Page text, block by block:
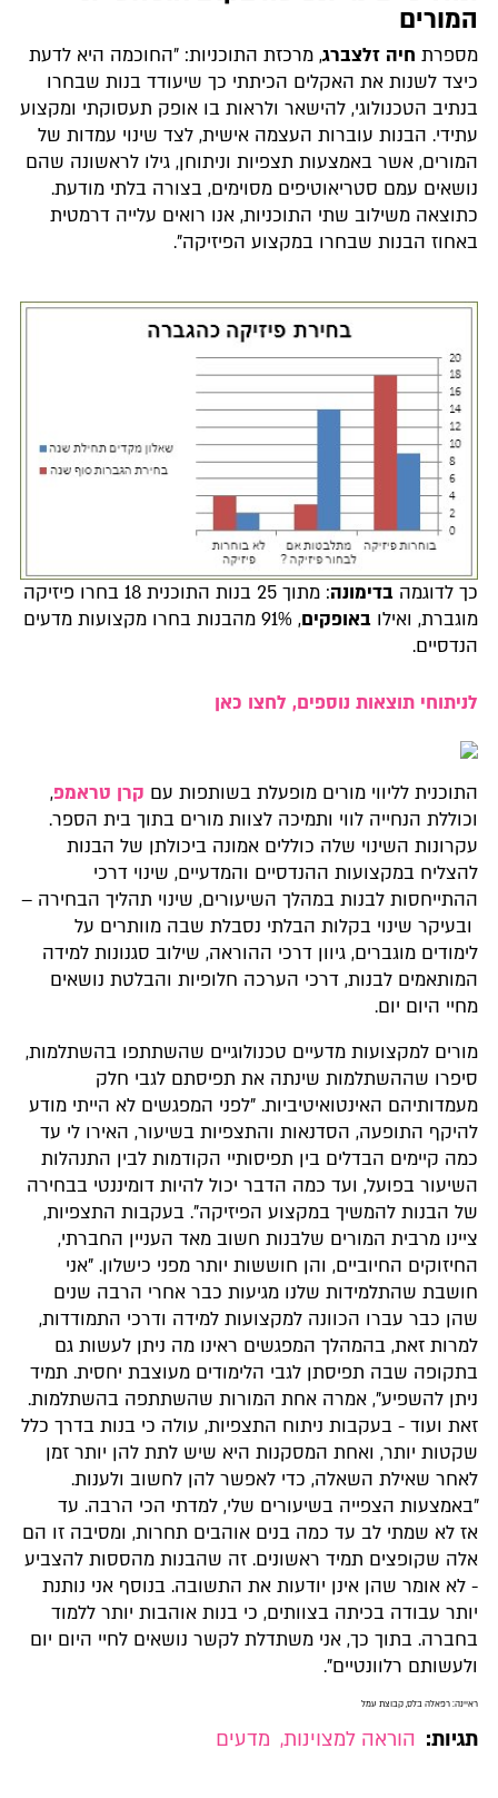
המורים
מספרת חיה זלצברג, מרכזת התוכניות: "החוכמה היא לדעת
כיצד לשנות את האקלים הכיתתי כך שיעודד בנות שבחרו
בנתיב הטכנולוגי, להישאר ולראות בו אופק תעסוקתי ומקצוע
עתידי. הבנות עוברות העצמה אישית, לצד שינוי עמדות של
המורים, אשר באמצעות תצפיות וניתוחן, גילו לראשונה שהם
נושאים עמם סטריאוטיפים מסוימים, בצורה בלתי מודעת.
כתוצאה משילוב שתי התוכניות, אנו רואים עלייה דרמטית
באחוז הבנות שבחרו במקצוע הפיזיקה".
כך לדוגמה בדימונה
: מתוך 25 בנות התוכנית 18 בחרו פיזיקה
מוגברת, ואילו באופקים
, 91% מהבנות בחרו מקצועות מדעים
הנדסיים.
לניתוחי תוצאות נוספים, לחצו כאן
התוכנית לליווי מורים מופעלת בשותפות עם קרן טראמפ,
וכוללת הנחייה לווי ותמיכה לצוות מורים בתוך בית הספר.
עקרונות השינוי שלה כוללים אמונה ביכולתן של הבנות
להצליח במקצועות ההנדסיים והמדעיים, שינוי דרכי
ההתייחסות לבנות במהלך השיעורים, שינוי תהליך הבחירה –
ובעיקר שינוי בקלות הבלתי נסבלת שבה מוותרים על
לימודים מוגברים, גיוון דרכי ההוראה, שילוב סגנונות למידה
המותאמים לבנות, דרכי הערכה חלופיות והבלטת נושאים
מחיי היום יום.
מורים למקצועות מדעיים טכנולוגיים שהשתתפו בהשתלמות,
סיפרו שההשתלמות שינתה את תפיסתם לגבי חלק
מעמדותיהם האינטואיטיביות. "לפני המפגשים לא הייתי מודע
להיקף התופעה, הסדנאות והתצפיות בשיעור, האירו לי עד
כמה קיימים הבדלים בין תפיסותיי הקודמות לבין התנהלות
השיעור בפועל, ועד כמה הדבר יכול להיות דומיננטי בבחירה
של הבנות להמשיך במקצוע הפיזיקה". בעקבות התצפיות,
ציינו מרבית המורים שלבנות חשוב מאד העניין החברתי,
החיזוקים החיוביים, והן חוששות יותר מפני כישלון. "אני
חושבת שהתלמידות שלנו מגיעות כבר אחרי הרבה שנים
שהן כבר עברו הכוונה למקצועות למידה ודרכי התמודדות,
למרות זאת, בהמהלך המפגשים ראינו מה ניתן לעשות גם
בתקופה שבה תפיסתן לגבי הלימודים מעוצבת יחסית. תמיד
ניתן להשפיע", אמרה אחת המורות שהשתתפה בהשתלמות.
זאת ועוד - בעקבות ניתוח התצפיות, עולה כי בנות בדרך כלל
שקטות יותר, ואחת המסקנות היא שיש לתת להן יותר זמן
לאחר שאילת השאלה, כדי לאפשר להן לחשוב ולענות.
"באמצעות הצפייה בשיעורים שלי, למדתי הכי הרבה. עד
אז לא שמתי לב עד כמה בנים אוהבים תחרות, ומסיבה זו הם
אלה שקופצים תמיד ראשונים. זה שהבנות מהססות להצביע
- לא אומר שהן אינן יודעות את התשובה. בנוסף אני נותנת
יותר עבודה בכיתה בצוותים, כי בנות אוהבות יותר ללמוד
בחברה. בתוך כך, אני משתדלת לקשר נושאים לחיי היום יום
ולעשותם רלוונטיים".
ראיינה: רפאלה בלס, קבוצת עמל
תגיות: הוראה למצוינות, מדעים